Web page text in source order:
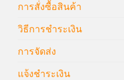
การสั่งซื้อสินค้า
วิธีการชำระเงิน
การจัดส่ง
แจ้งชำระเงิน